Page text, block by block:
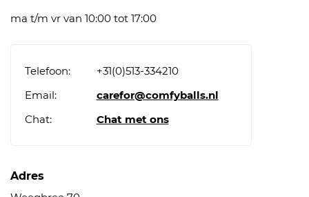
ma t/m vr van 10:00 tot 17:00
Telefoon:
Email:
Chat:
+31(0)513-334210
carefor@comfyballs.nl
Chat met ons
Adres